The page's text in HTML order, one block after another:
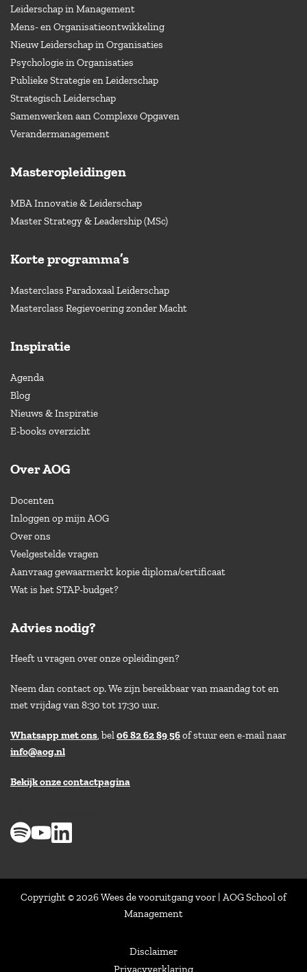
Leiderschap in Management
Mens- en Organisatieontwikkeling
Nieuw Leiderschap in Organisaties
Psychologie in Organisaties
Publieke Strategie en Leiderschap
Strategisch Leiderschap
Samenwerken aan Complexe Opgaven
Verandermanagement
Masteropleidingen
MBA Innovatie & Leiderschap
Master Strategy & Leadership (MSc)
Korte programma’s
Masterclass Paradoxaal Leiderschap
Masterclass Regievoering zonder Macht
Inspiratie
Agenda
Blog
Nieuws & Inspiratie
E-books overzicht
Over AOG
Docenten
Inloggen op mijn AOG
Over ons
Veelgestelde vragen
Aanvraag gewaarmerkt kopie diploma/certificaat
Wat is het STAP-budget?
Advies nodig?
Heeft u vragen over onze opleidingen?
Neem dan contact op. We zijn bereikbaar van maandag tot en
met vrijdag van 8:30 tot 17:30 uur.
Whatsapp met ons, bel06 82 62 89 56of stuur een e-mail naar
info@aog.nl
Bekijk onze contactpagina
Copyright © 2026 Wees de vooruitgang voor | AOG School of
Management
Disclaimer
Privacyverklaring